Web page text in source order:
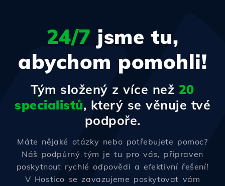
24/7 jsme tu,
abychom pomohli!
Tým složený z více než 20
specialistů, který se věnuje tvé
podpoře.
Máte nějaké otázky nebo potřebujete pomoc?
Náš podpůrný tým je tu pro vás, připraven
poskytnout rychlé odpovědi a efektivní řešení!
V Hostico se zavazujeme poskytovat vám